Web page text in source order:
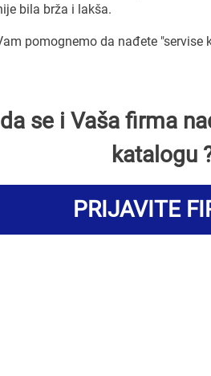
bila brža i lakša.
pomognemo da nađete "servise
se i Vaša firma
katalogu
PRIJAVITE